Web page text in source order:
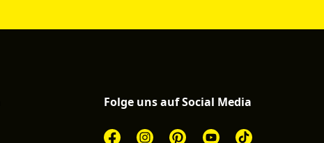
Folge uns auf Social Media